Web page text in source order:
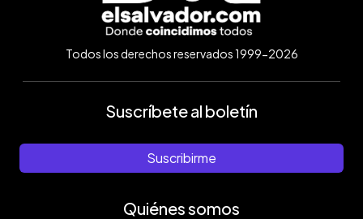
Todos los derechos reservados 1999-2026
Suscríbete al boletín
Suscribirme
Quiénes somos